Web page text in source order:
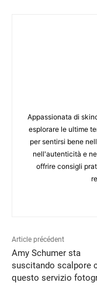
Appassionata di
esplorare le ultime
per sentirsi bene
nell'autenticità e
offrire consigli
Article précédent
Amy Schumer sta
suscitando scalpore
questo servizio